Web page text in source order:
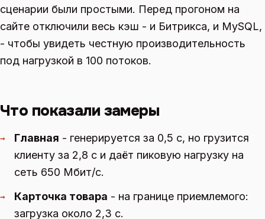
сценарии были простыми. Перед прогоном на
сайте отключили весь кэш - и Битрикса, и MySQL,
- чтобы увидеть честную производительность
под нагрузкой в 100 потоков.
Что показали замеры
→ Главная - генерируется за 0,5 с, но грузится
клиенту за 2,8 с и даёт пиковую нагрузку на
сеть 650 Мбит/с.
→ Карточка товара - на границе приемлемого:
загрузка около 2,3 с.